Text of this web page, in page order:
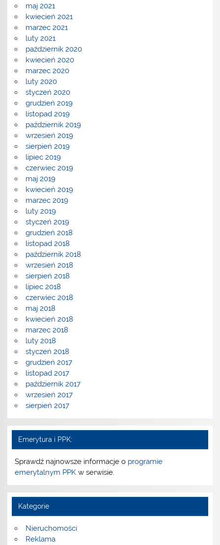
maj 2021
kwiecień 2021
marzec 2021
luty 2021
październik 2020
kwiecień 2020
marzec 2020
luty 2020
styczeń 2020
grudzień 2019
listopad 2019
październik 2019
wrzesień 2019
sierpień 2019
lipiec 2019
czerwiec 2019
maj 2019
kwiecień 2019
marzec 2019
luty 2019
styczeń 2019
grudzień 2018
listopad 2018
październik 2018
wrzesień 2018
sierpień 2018
lipiec 2018
czerwiec 2018
maj 2018
kwiecień 2018
marzec 2018
luty 2018
styczeń 2018
grudzień 2017
listopad 2017
październik 2017
wrzesień 2017
sierpień 2017
Emerytura i PPK:
Sprawdź najnowsze informacje o programie
emerytalnym PPK w serwisie.
Kategorie
Nieruchomości
Reklama